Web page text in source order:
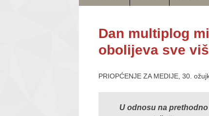
Dan multiplog
obolijeva sve
PRIOPĆENJE ZA MEDIJE, 30.
U odnosu na